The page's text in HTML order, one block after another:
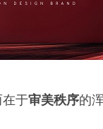
在于审美秩序的